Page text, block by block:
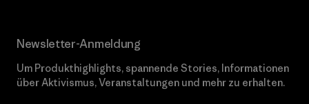
Newsletter-Anmeldung
Um Produkthighlights, spannende Stories, Informationen
über Aktivismus, Veranstaltungen und mehr zu erhalten.